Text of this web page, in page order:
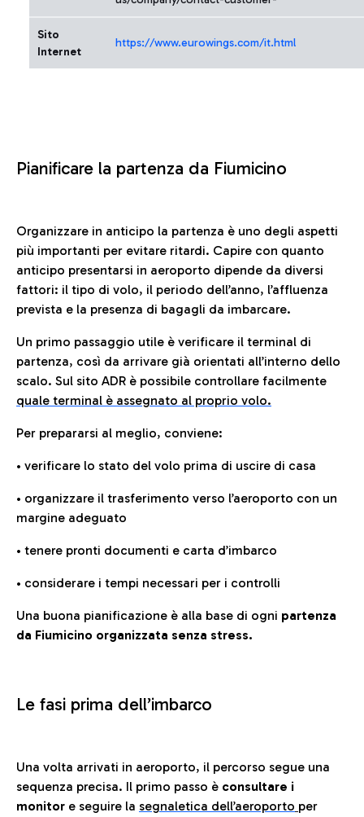
Sito
Internet
https://www.eurowings.com/it.html
Pianificare la partenza da Fiumicino
Organizzare in anticipo la partenza è uno degli aspetti
più importanti per evitare ritardi. Capire con quanto
anticipo presentarsi in aeroporto dipende da diversi
fattori: il tipo di volo, il periodo dell’anno, l’affluenza
prevista e la presenza di bagagli da imbarcare.
Un primo passaggio utile è verificare il terminal di
partenza, così da arrivare già orientati all’interno dello
scalo. Sul sito ADR è possibile controllare facilmente
quale terminal è assegnato al proprio volo.
Per prepararsi al meglio, conviene:
• verificare lo stato del volo prima di uscire di casa
• organizzare il trasferimento verso l’aeroporto con un
margine adeguato
• tenere pronti documenti e carta d’imbarco
• considerare i tempi necessari per i controlli
Una buona pianificazione è alla base di ogni partenza
da Fiumicino organizzata senza stress.
Le fasi prima dell’imbarco
Una volta arrivati in aeroporto, il percorso segue una
sequenza precisa. Il primo passo è consultare i
monitor e seguire la segnaletica dell’aeroporto per